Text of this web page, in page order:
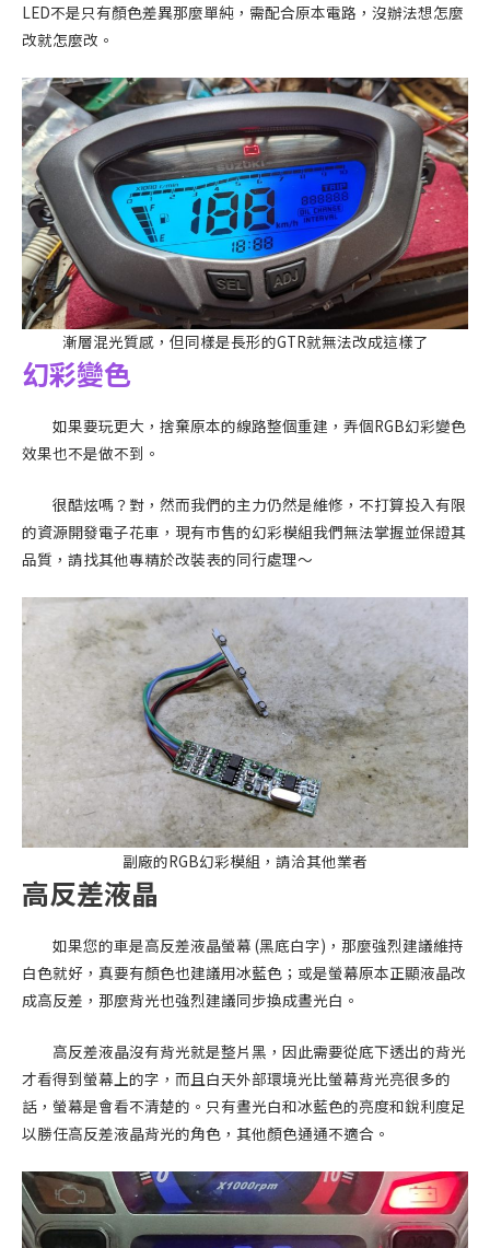
LED不是只有顏色差異那麼單純，需配合原本電路，沒辦法想怎麼
改就怎麼改。
漸層混光質感，但同樣是長形的GTR就無法改成這樣了
幻彩變色
如果要玩更大，捨棄原本的線路整個重建，弄個RGB幻彩變色
效果也不是做不到。
很酷炫嗎？對，然而我們的主力仍然是維修，不打算投入有限
的資源開發電子花車，現有市售的幻彩模組我們無法掌握並保證其
品質，請找其他專精於改裝表的同行處理～
副廠的RGB幻彩模組，請洽其他業者
高反差液晶
如果您的車是高反差液晶螢幕 (黑底白字)，那麼強烈建議維持
白色就好，真要有顏色也建議用冰藍色；或是螢幕原本正顯液晶改
成高反差，那麼背光也強烈建議同步換成晝光白。
高反差液晶沒有背光就是整片黑，因此需要從底下透出的背光
才看得到螢幕上的字，而且白天外部環境光比螢幕背光亮很多的
話，螢幕是會看不清楚的。只有晝光白和冰藍色的亮度和銳利度足
以勝任高反差液晶背光的角色，其他顏色通通不適合。